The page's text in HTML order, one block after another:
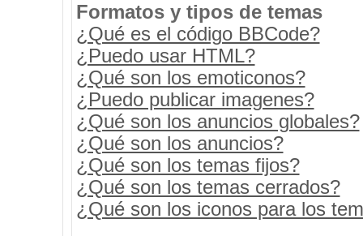
Formatos y tipos de temas
¿Qué es el código BBCode?
¿Puedo usar HTML?
¿Qué son los emoticonos?
¿Puedo publicar imagenes?
¿Qué son los anuncios globales?
¿Qué son los anuncios?
¿Qué son los temas fijos?
¿Qué son los temas cerrados?
¿Qué son los iconos para los